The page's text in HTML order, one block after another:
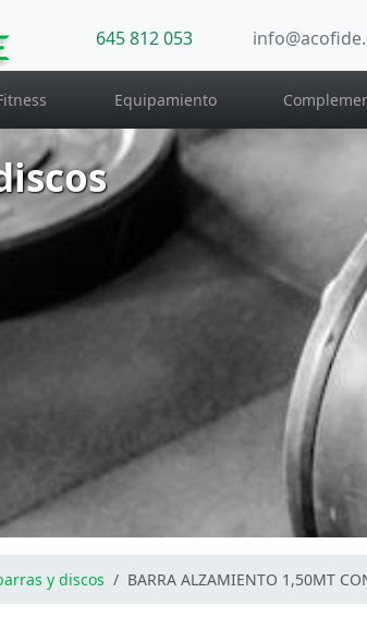
645 812 053
Equipamiento
y discos BARRA ALZAMIENTO 1,50MT